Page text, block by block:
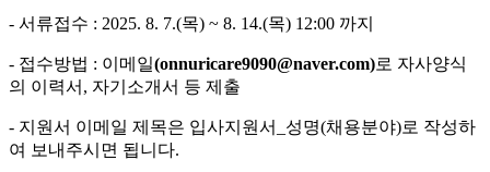
- 서류접수 : 2025. 8. 7.(목) ~ 8. 14.(목) 12:00 까지
- 접수방법 : 이메일(onnuricare9090@naver.com)로 자사양식
의 이력서 , 자기소개서 등 제출
- 지원서 이메일 제목은 입사지원서 성명(채용분야)로 작성하
여 보내주시면 됩니다.